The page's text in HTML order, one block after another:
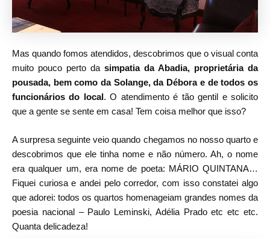
Mas quando fomos atendidos, descobrimos que o visual conta
muito pouco perto da simpatia da Abadia, proprietária da
pousada, bem como da Solange, da Débora e de todos os
funcionários do local . O atendimento é tão gentil e solicito
que a gente se sente em casa! Tem coisa melhor que isso?
A surpresa seguinte veio quando chegamos no nosso quarto e
descobrimos que ele tinha nome e não número. Ah, o nome
era qualquer um, era nome de poeta: MÁRIO QUINTANA…
Fiquei curiosa e andei pelo corredor, com isso constatei algo
que adorei: todos os quartos homenageiam grandes nomes da
poesia nacional – Paulo Leminski, Adélia Prado etc etc etc.
Quanta delicadeza!